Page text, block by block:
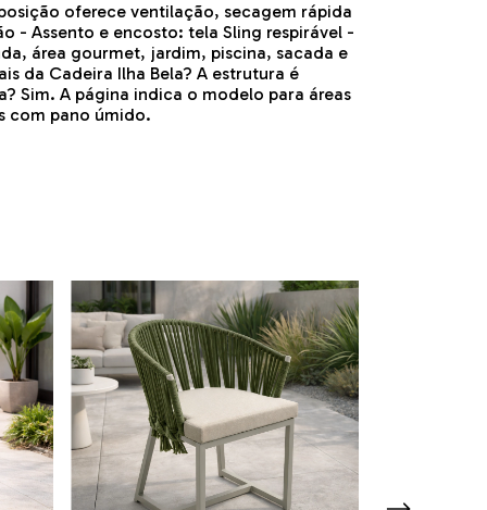
oferece ventilação, secagem rápida
- Assento e encosto: tela Sling respirável -
área gourmet, jardim, piscina, sacada e
da Cadeira Ilha Bela? A estrutura é
Sim. A página indica o modelo para áreas
com pano úmido.